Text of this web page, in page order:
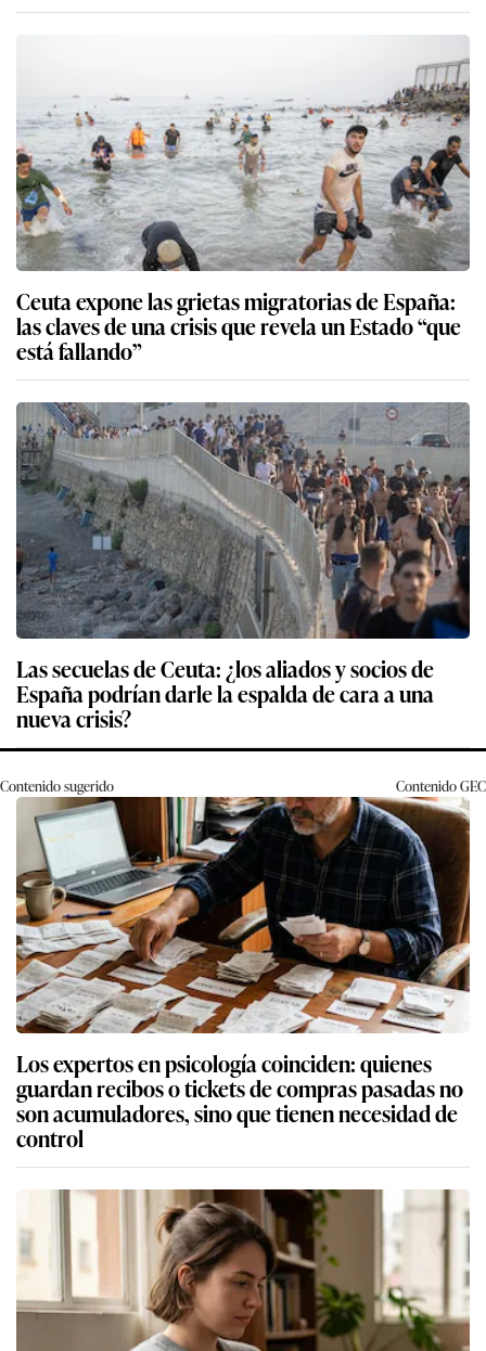
Ceuta expone las grietas migratorias de España:
las claves de una crisis que revela un Estado “que
está fallando”
Las secuelas de Ceuta: ¿los aliados y socios de
España podrían darle la espalda de cara a una
nueva crisis?
Contenido sugerido ContenidoGEC
Los expertos en psicología coinciden: quienes
guardan recibos o tickets de compras pasadas no
son acumuladores, sino que tienen necesidad de
control